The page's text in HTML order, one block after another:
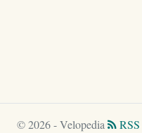
© 2026 - Velopedia RSS